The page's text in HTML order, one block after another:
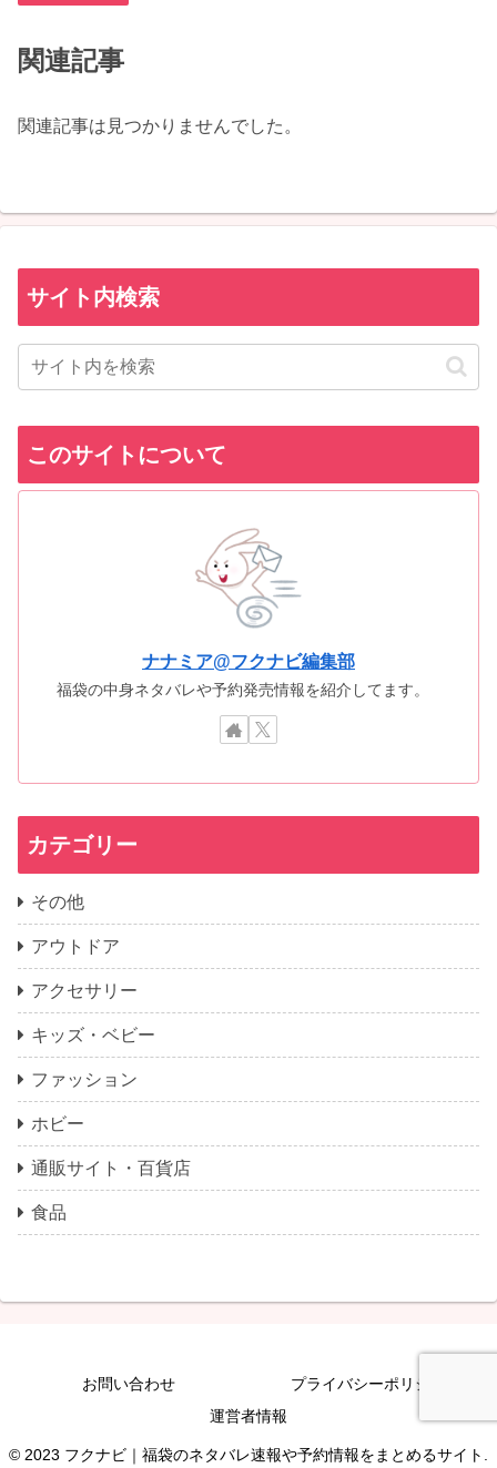
関連記事
関連記事は見つかりませんでした。
サイト内検索
このサイトについて
ナナミア@フクナビ編集部
福袋の中身ネタバレや予約発売情報を紹介してます。
カテゴリー
その他
アウトドア
アクセサリー
キッズ・ベビー
ファッション
ホビー
通販サイト・百貨店
食品
お問い合わせ
プライバシーポリシー
運営者情報
© 2023 フクナビ｜福袋のネタバレ速報や予約情報をまとめるサイト.